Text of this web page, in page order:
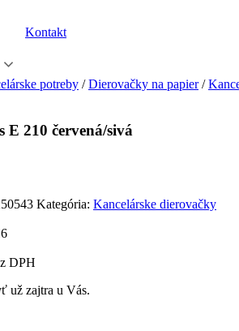
Kontakt
potreby /Dierovačky na papier/
E 210 červená/sivá
Kategória: Kancelárske dierovačky
DPH
už zajtra u Vás.